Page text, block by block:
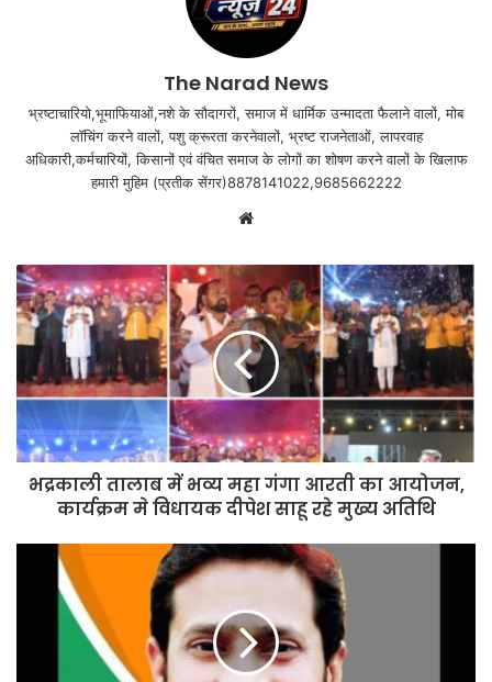
The Narad News
भ्रष्टाचारियो,भूमाफियाओं,नशे के सौदागरों, समाज में धार्मिक उन्मादता फैलाने वालों, मोब
लॉचिंग करने वालों, पशु क्रूरता करनेवालों, भ्रष्ट राजनेताओं, लापरवाह
अधिकारी,कर्मचारियों, किसानों एवं वंचित समाज के लोगों का शोषण करने वालों के खिलाफ
हमारी मुहिम (प्रतीक सेंगर)8878141022,9685662222
Website
भद्रकाली तालाब में भव्य महा गंगा आरती का आयोजन,
कार्यक्रम मे विधायक दीपेश साहू रहे मुख्य अतिथि